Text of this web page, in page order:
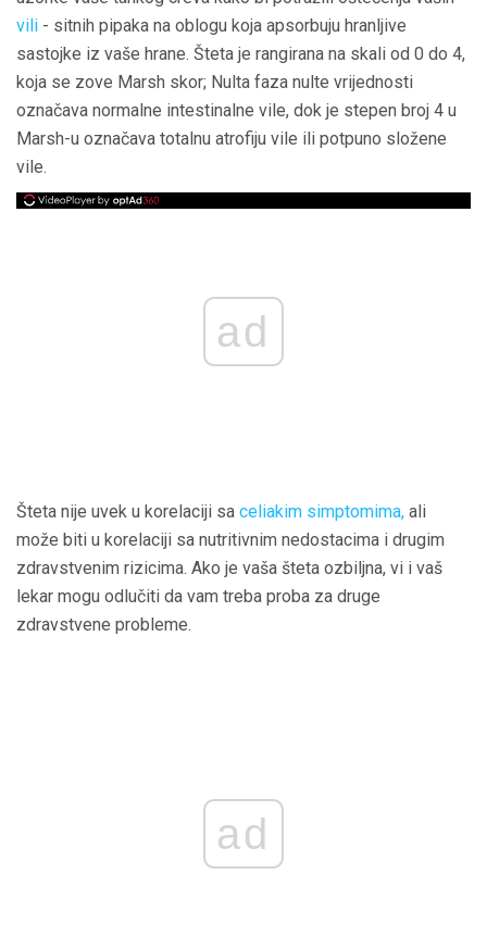
vili - sitnih pipaka na oblogu koja apsorbuju hranljive
sastojke iz vaše hrane. Šteta je rangirana na skali od 0 do 4,
koja se zove Marsh skor; Nulta faza nulte vrijednosti
označava normalne intestinalne vile, dok je stepen broj 4 u
Marsh-u označava totalnu atrofiju vile ili potpuno složene
vile.
ad
Šteta nije uvek u korelaciji sa celiakim simptomima, ali
može biti u korelaciji sa nutritivnim nedostacima i drugim
zdravstvenim rizicima. Ako je vaša šteta ozbiljna, vi i vaš
lekar mogu odlučiti da vam treba proba za druge
zdravstvene probleme.
ad